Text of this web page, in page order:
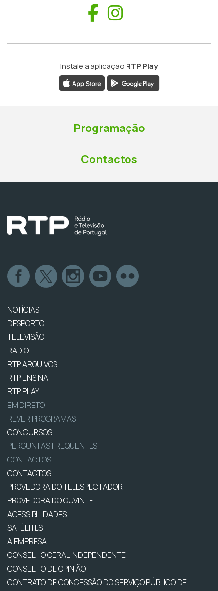
Facebook
Instale a aplicação RTP Play
Programação
Contactos
NOTÍCIAS
DESPORTO
TELEVISÃO
RÁDIO
RTP ARQUIVOS
RTP ENSINA
RTP PLAY
EM DIRETO
REVER PROGRAMAS
CONCURSOS
PERGUNTAS FREQUENTES
CONTACTOS
CONTACTOS
PROVEDORA DO TELESPECTADOR
PROVEDORA DO OUVINTE
ACESSIBILIDADES
SATÉLITES
A EMPRESA
CONSELHO GERAL INDEPENDENTE
CONSELHO DE OPINIÃO
CONTRATO DE CONCESSÃO DO SERVIÇO PÚBLICO DE